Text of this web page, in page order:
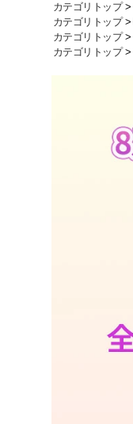
カテゴリトップ>
カテゴリトップ>
カテゴリトップ>
カテゴリトップ>